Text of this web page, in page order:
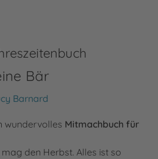
Bär
Barnard
wundervolles Mitmachbuch für
den Herbst. Alles ist so